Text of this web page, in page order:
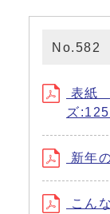
No.582
表紙
ズ
新年
こん